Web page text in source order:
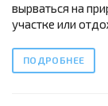
вырваться на
участке или
ПОДРОБНЕЕ